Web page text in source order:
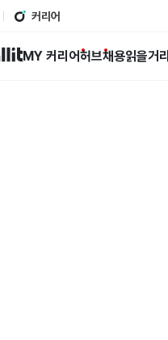
커리어
MY 커리어허브채용읽을거리